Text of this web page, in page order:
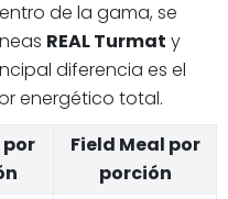
de la gama, se
REAL Turmat y
diferencia es el
energético total.
Field Meal por
porción